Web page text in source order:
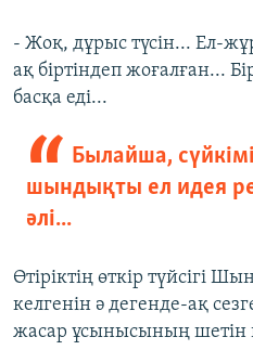
- Жоқ, дұрыс түсін... Ел-
ақ біртіндеп жоғалған...
басқа еді...
Былайша,
шындықты ел идея
әлі...
Өтіріктің өткір түйсігі
келгенін ә дегенде-ақ
жасар ұсынысының